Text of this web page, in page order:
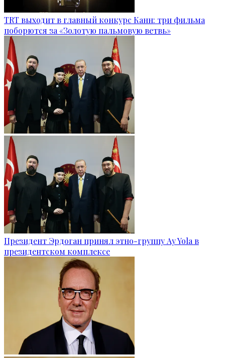
TRT выходит в главный конкурс Канн: три фильма
поборются за «Золотую пальмовую ветвь»
Президент Эрдоган принял этно-группу Ay Yola в
президентском комплексе